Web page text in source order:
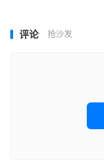
评论 抢沙发